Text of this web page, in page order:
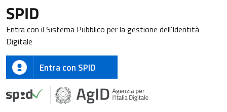
SPID
Entra con il Sistema Pubblico per la gestione dell'Identità
Digitale
Entra con SPID